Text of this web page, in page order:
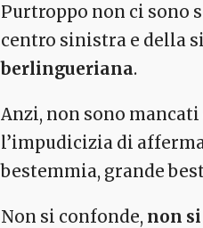
Purtroppo non ci sono
centro sinistra e della
berlingueriana.
Anzi, non sono mancati
l’impudicizia di
bestemmia, grande
Non si confonde, non